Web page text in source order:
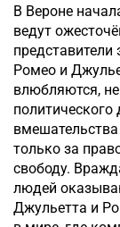
В Вероне
ведут
Ромео и
влюбляются,
политического
только за
свободу.
людей
Джульетта и